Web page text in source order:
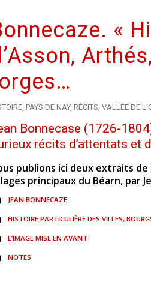
«
, PAYS DE NAY, RÉCITS, VALLÉE DE
Bonnecase (1726-
récits d’attentats et
publions ici deux extraits
principaux du Béarn, par
JEAN BONNECAZE
HISTOIRE PARTICULIÈRE DES VILLES,
L’IMAGE MISE EN AVANT
NOTES